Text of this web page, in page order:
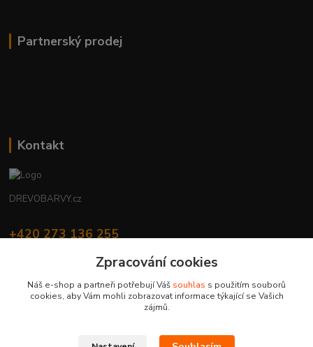
Partnerský prodej
Kontakt
DREVOBARVY.cz
+420 273 136 255
Zpracování cookies
Náš e-shop a partneři potřebují Váš souhlas s použitím souborů
cookies, aby Vám mohli zobrazovat informace týkající se Vašich
zájmů.